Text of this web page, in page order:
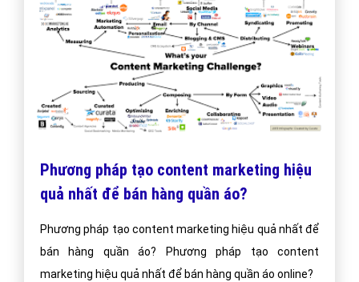
Phương pháp tạo content marketing hiệu
quả nhất để bán hàng quần áo?
Phương pháp tạo content marketing hiệu quả nhất để
bán hàng quần áo? Phương pháp tạo content
marketing hiệu quả nhất để bán hàng quần áo online?